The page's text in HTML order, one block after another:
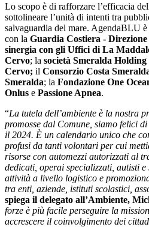
Lo scopo è di rafforzare l’efficacia
sottolineare l’unità di intenti tra
salvaguardia del mare. AgendaBLU
con la Guardia Costiera -
sinergia con gli Uffici di La
Cervo; la società Smeralda Holding
Cervo; il Consorzio Costa
Smeralda; la Fondazione One
Onlus e Passione Apnea.
“La tutela dell’ambiente è la nostra
promosse dal Comune, siamo felici
il 2024. È un calendario unico che
profusi da tanti volontari per cui
risorse con automezzi autorizzati al
dedicati, operai specializzati, autisti
attività a livello logistico e
tra enti, aziende, istituti scolastici,
spiega il delegato all’Ambiente,
forze è più facile perseguire la
accrescere il coinvolgimento dei